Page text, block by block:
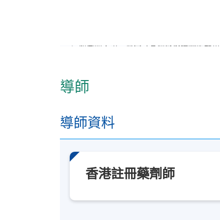
逢周四，第二部分之基層醫療藥物服務
本課程為期約一年零九個月，包括藥理
地點
港大保良何鴻燊社區書院
導師
導師資料
香港註冊藥劑師